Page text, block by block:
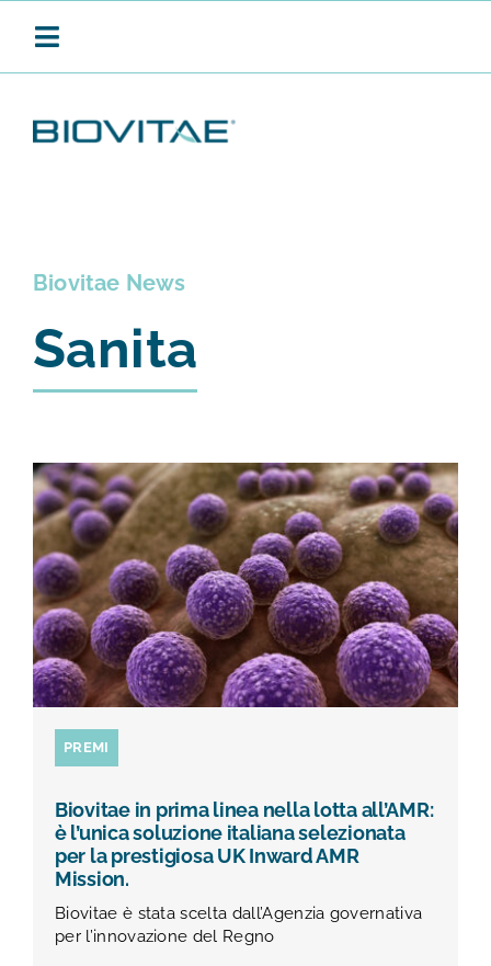
Toggle
PRODOTTI
TEST E STUDI
CHI SIAMO
NEWS
RISORSE
FAQ
CONTATTI
Biovitae News
Sanita
PREMI
Biovitae in prima linea nella lotta all’AMR:
è l’unica soluzione italiana selezionata
per la prestigiosa UK Inward AMR
Mission.
Biovitae è stata scelta dall’Agenzia governativa
per l’innovazione del Regno